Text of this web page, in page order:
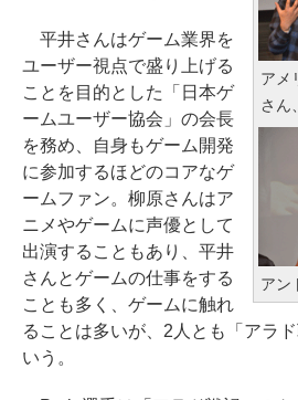
アメ
さん
アン
平井さんはゲーム業界を
ユーザー視点で盛り上げる
ことを目的とした「日本ゲ
ームユーザー協会」の会長
を務め、自身もゲーム開発
に参加するほどのコアなゲ
ームファン。柳原さんはア
ニメやゲームに声優として
出演することもあり、平井
さんとゲームの仕事をする
ことも多く、ゲームに触れ
ることは多いが、2人とも「アラ
いう。